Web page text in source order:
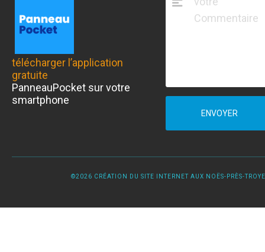
télécharger l’application
gratuite
PanneauPocket sur votre
smartphone
ENVOYER
©2026 CRÉATION DU SITE INTERNET AUX NOËS-PRÈS-